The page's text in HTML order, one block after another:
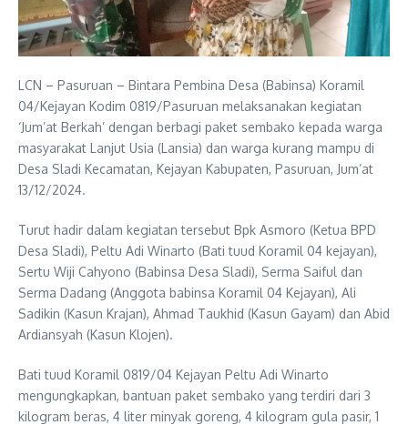
LCN – Pasuruan – Bintara Pembina Desa (Babinsa) Koramil
04/Kejayan Kodim 0819/Pasuruan melaksanakan kegiatan
‘Jum’at Berkah’ dengan berbagi paket sembako kepada warga
masyarakat Lanjut Usia (Lansia) dan warga kurang mampu di
Desa Sladi Kecamatan, Kejayan Kabupaten, Pasuruan, Jum’at
13/12/2024.
Turut hadir dalam kegiatan tersebut Bpk Asmoro (Ketua BPD
Desa Sladi), Peltu Adi Winarto (Bati tuud Koramil 04 kejayan),
Sertu Wiji Cahyono (Babinsa Desa Sladi), Serma Saiful dan
Serma Dadang (Anggota babinsa Koramil 04 Kejayan), Ali
Sadikin (Kasun Krajan), Ahmad Taukhid (Kasun Gayam) dan Abid
Ardiansyah (Kasun Klojen).
Bati tuud Koramil 0819/04 Kejayan Peltu Adi Winarto
mengungkapkan, bantuan paket sembako yang terdiri dari 3
kilogram beras, 4 liter minyak goreng, 4 kilogram gula pasir, 1